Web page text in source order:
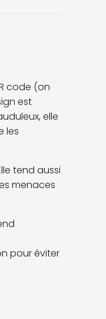
code (on
est
elle
les
tend aussi
menaces
pour éviter